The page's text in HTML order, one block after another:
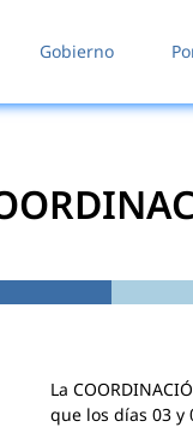
Gobierno
La
que los días 03 y